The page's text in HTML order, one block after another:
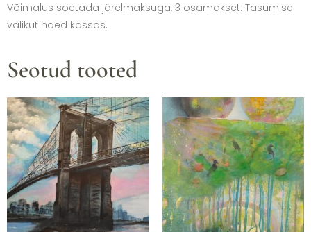
Võimalus soetada järelmaksuga, 3 osamakset. Tasumise
valikut näed kassas.
Seotud tooted